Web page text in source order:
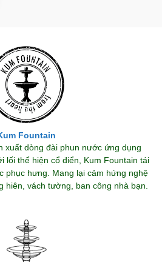
Fountain
xuất dòng đài phun nước ứng dụng
lối thể hiện cổ điển, Kum Fountain tái
phục hưng. Mang lại cảm hứng nghệ
hiên, vách tường, ban công nhà bạn.